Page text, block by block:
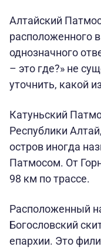
Алтайский
расположенного
однозначного
– это где?» не
уточнить, какой
Катуньский
Республики
остров иногда
Патмосом. От
98 км по трассе.
Расположенный
Богословский
епархии. Это